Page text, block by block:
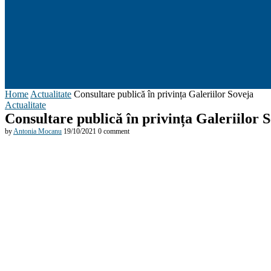
Home Actualitate Consultare publică în privința Galeriilor Soveja
Actualitate
Consultare publică în privința Galeriilor
byAntonia Mocanu 19/10/2021 0 comment